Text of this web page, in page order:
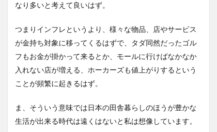
なり多いと考えて良いはず。
つまりインフレというより、様々な物品、店やサービス
が金持ち対象に移ってくるはずで、タダ同然だったゴル
フもお金が掛かって来るとか、モールに行けばなかなか
入れない店が増える、ホーカーズも値上がりするという
ことが頻繁に起きるはず。
ま、そういう意味では日本の田舎暮らしのほうが豊かな
生活が出来る時代は遠くはないと私は想像しています。